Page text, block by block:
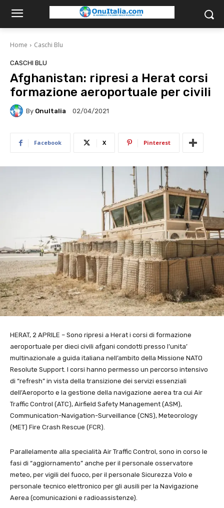
Home Caschi Blu
CASCHI BLU
Afghanistan: ripresi a Herat corsi
formazione aeroportuale per civili
By OnuItalia 02/04/2021
Facebook X Pinterest
HERAT, 2 APRILE – Sono ripresi a Herat i corsi di formazione
aeroportuale per dieci civili afgani condotti presso l’unita’
multinazionale a guida italiana nell’ambito della Missione NATO
Resolute Support. I corsi hanno permesso un percorso intensivo
di “refresh” in vista della transizione dei servizi essenziali
dell’Aeroporto e la gestione della navigazione aerea tra cui Air
Traffic Control (ATC), Airfield Safety Management (ASM),
Communication-Navigation-Surveillance (CNS), Meteorology
(MET) Fire Crash Rescue (FCR).
Parallelamente alla specialità Air Traffic Control, sono in corso le
fasi di “aggiornamento” anche per il personale osservatore
meteo, per vigili del fuoco, per il personale Sicurezza Volo e
personale tecnico elettronico per gli ausili per la Navigazione
Aerea (comunicazioni e radioassistenze).